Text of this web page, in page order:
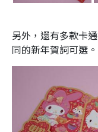
另外，還有多款卡
同的新年賀詞可選。